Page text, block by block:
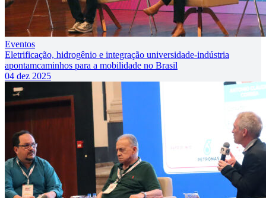
Eventos
Eletrificação, hidrogênio e integração universidade-indústria
apontamcaminhos para a mobilidade no Brasil
04 dez 2025